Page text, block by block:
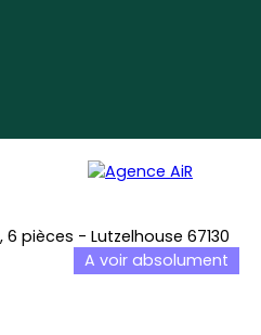
A voir absolument